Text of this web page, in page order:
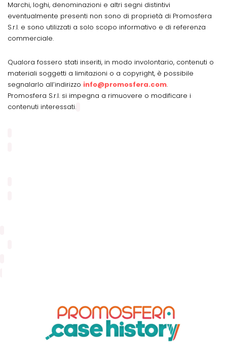
Marchi, loghi, denominazioni e altri segni distintivi
eventualmente presenti non sono di proprietà di Promosfera
S.r.l. e sono utilizzati a solo scopo informativo e di referenza
commerciale.
Qualora fossero stati inseriti, in modo involontario, contenuti o
materiali soggetti a limitazioni o a copyright, è possibile
segnalarlo all’indirizzo info@promosfera.com.
Promosfera S.r.l. si impegna a rimuovere o modificare i
contenuti interessati.